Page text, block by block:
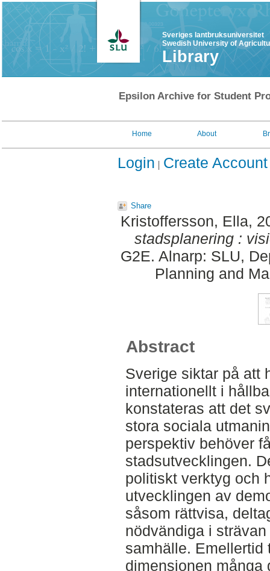
Sveriges lantbruksuniversitet
Swedish University of
Library
Epsilon Archive for Student
Home About
Login Create Account
Share
Kristoffersson, Ella,
stadsplanering :
G2E. Alnarp: SLU,
Planning and
Abstract
Sverige siktar på att
internationellt i
konstateras att det
stora sociala
perspektiv behöver
stadsutvecklingen.
politiskt verktyg och
utvecklingen av
såsom rättvisa,
nödvändiga i
samhälle. Emellertid
dimensionen många